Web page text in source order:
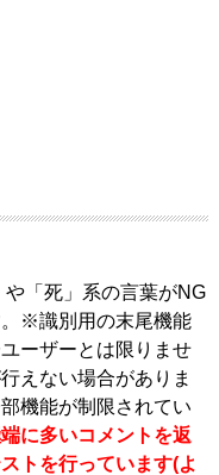
「死」系の言葉がNG
※識別用の末尾機能
ーザーとは限りませ
えない場合がありま
機能が制限されてい
に多いコメントを返
トを行っています(よ